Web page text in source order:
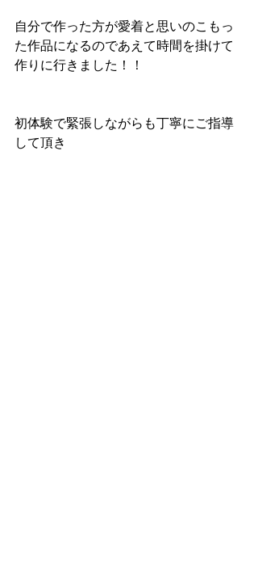
自分で作った方が愛着と思いのこもっ
た作品になるのであえて時間を掛けて
作りに行きました！！
初体験で緊張しながらも丁寧にご指導
して頂き